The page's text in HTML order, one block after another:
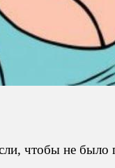
чтобы не